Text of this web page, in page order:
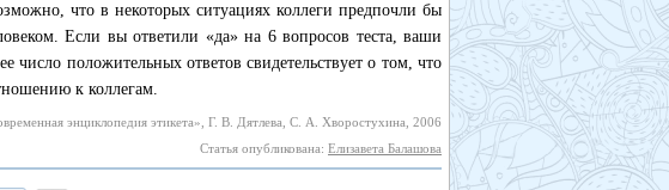
что в некоторых ситуациях коллеги предпочли бы
Если вы ответили «да» на 6 вопросов теста, ваши
число положительных ответов свидетельствует о том, что
к коллегам.
энциклопедия этикета», Г. В. Дятлева, С. А. Хворостухина, 2006
Статья опубликована: Елизавета Балашова